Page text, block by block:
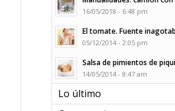
16/05/2018 - 6:48 pm
El tomate. Fuente
05/12/2014 - 2:05 pm
Salsa de pimientos de
14/05/2014 - 8:47 am
Lo último